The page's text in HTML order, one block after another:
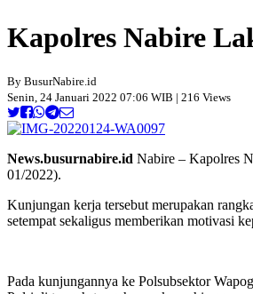
Kapolres Nabire
By BusurNabire.id
Senin, 24 Januari 2022 07:06 WIB | 216 Views
News.busurnabire.id Nabire – Kapolres
01/2022).
Kunjungan kerja tersebut merupakan
setempat sekaligus memberikan motivasi
Pada kunjungannya ke Polsubsektor